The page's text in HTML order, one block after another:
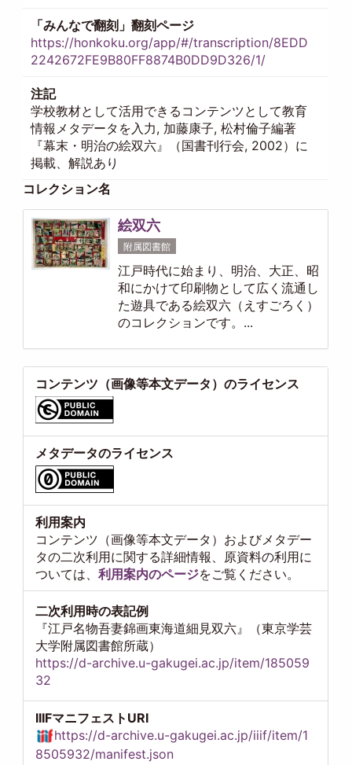
「みんなで翻刻」翻刻ページ
https://honkoku.org/app/#/transcription/8EDD
2242672FE9B80FF8874B0DD9D326/1/
注記
学校教材として活用できるコンテンツとして教育
情報メタデータを入力, 加藤康子, 松村倫子編著
『幕末・明治の絵双六』（国書刊行会, 2002）に
掲載、解説あり
コレクション名
絵双六
附属図書館
江戸時代に始まり、明治、大正、昭
和にかけて印刷物として広く流通し
た遊具である絵双六（えすごろく）
のコレクションです。...
コンテンツ（画像等本文データ）のライセンス
メタデータのライセンス
利用案内
コンテンツ（画像等本文データ）およびメタデー
タの二次利用に関する詳細情報、原資料の利用に
ついては、利用案内のページをご覧ください。
二次利用時の表記例
『江戸名物吾妻錦画東海道細見双六』（東京学芸
大学附属図書館所蔵）
https://d-archive.u-gakugei.ac.jp/item/185059
32
IIIFマニフェストURI
https://d-archive.u-gakugei.ac.jp/iiif/item/1
8505932/manifest.json